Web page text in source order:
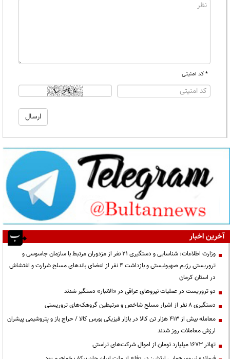
* کد امنیتی
آخرین اخبار
وزارت اطلاعات: شناسایی و دستگیری ۲۱ نفر از مزدوران مرتبط با سازمان جاسوسی و
تروریستی رژیم صهیونیستی و بازداشت ۴ نفر از اعضای باندهای مسلح شرارت و اغتشاش
در استان کرمان
دو تروریست در عملیات نیروهای عراقی در «الانبار» دستگیر شدند
دستگیری ۸ نفر از اشرار مسلح شاخص و مرتبطین گروهک‌های تروریستی
معامله بیش از ۴۱۳ هزار تن کالا در بازار فیزیکی بورس کالا / حراج باز و پتروشیمی پیشران
ارزش معاملات روز شدند
تهاتر ۱۶۷۳ میلیارد تومان از اموال شرکت‌های تراستی